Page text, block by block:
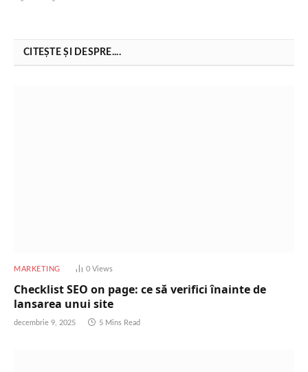
CITEȘTE ȘI DESPRE....
MARKETING 0 Views
Checklist SEO on page: ce să verifici înainte de
lansarea unui site
decembrie 9, 2025 5 Mins Read